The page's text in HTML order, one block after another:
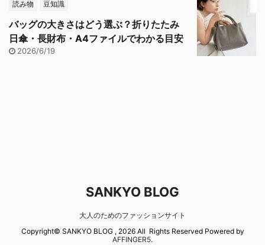
読み物 豆知識
バッグの大きさはどう選ぶ？折りたたみ
日傘・長財布・A4ファイルでわかる目安
2026/6/19
SANKYO BLOG
大人のためのファッションサイト
Copyright© SANKYO BLOG , 2026 All Rights Reserved Powered by
AFFINGER5.